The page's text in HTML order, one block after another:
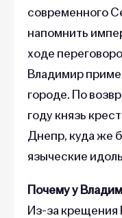
современного
напомнить
ходе
Владимир
городе. По
году князь
Днепр, куда же
языческие
Почему у
Из-за крещения